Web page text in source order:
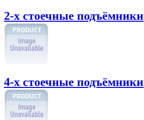
2-х стоечные подъёмники
4-х стоечные подъёмники